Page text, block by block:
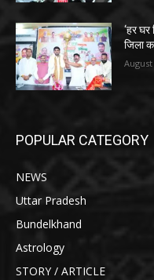
‘हर
जिला
August
POPULAR CATEGORY
NEWS
Uttar Pradesh
Bundelkhand
Astrology
STORY / ARTICLE